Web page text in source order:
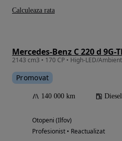
Promovat
140 000 km Diesel
Otopeni (Ilfov)
Profesionist • Reactualizat
Calculeaza rata